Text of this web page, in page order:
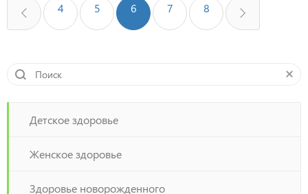
4 5 6 7 8
Детское здоровье
Женское здоровье
Здоровье новорожденного